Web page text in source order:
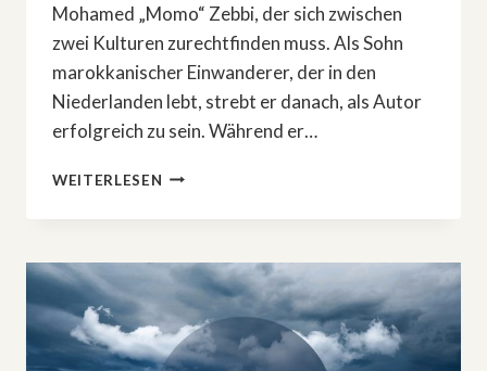
Mohamed „Momo“ Zebbi, der sich zwischen
zwei Kulturen zurechtfinden muss. Als Sohn
marokkanischer Einwanderer, der in den
Niederlanden lebt, strebt er danach, als Autor
erfolgreich zu sein. Während er…
WEITERLESEN DRAMA-
»BESTSELLER